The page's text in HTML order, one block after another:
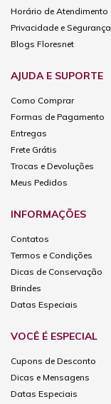
Horário de Atendimento
Privacidade e Segurança
Blogs Floresnet
AJUDA E SUPORTE
Como Comprar
Formas de Pagamento
Entregas
Frete Grátis
Trocas e Devoluções
Meus Pedidos
INFORMAÇÕES
Contatos
Termos e Condições
Dicas de Conservação
Brindes
Datas Especiais
VOCÊ É ESPECIAL
Cupons de Desconto
Dicas e Mensagens
Datas Especiais